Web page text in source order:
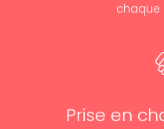
chaque
Prise en